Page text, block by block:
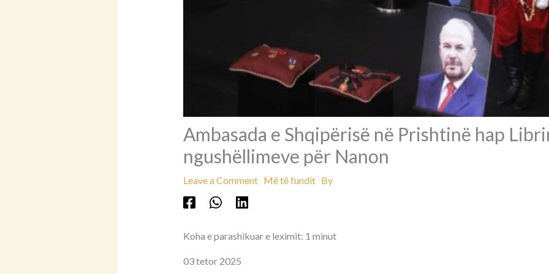
Ambasada e Shqipërisë në Prishtinë hap
ngushëllimeve për Nanon
Leave a Comment Më të funditBy
Koha e parashikuar e leximit: 1 minut
03 tetor 2025